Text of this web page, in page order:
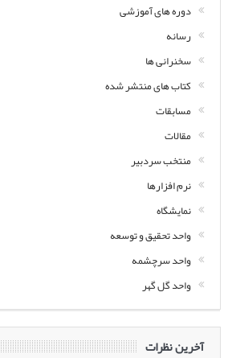
دوره های آموزشی
رسانه
سخنرانی ها
کتاب های منتشر شده
مسابقات
مقالات
منتخب سردبیر
نرم افزارها
نمایشگاه
واحد تحقیق و توسعه
واحد سرچشمه
واحد گل گهر
آخرین نظرات